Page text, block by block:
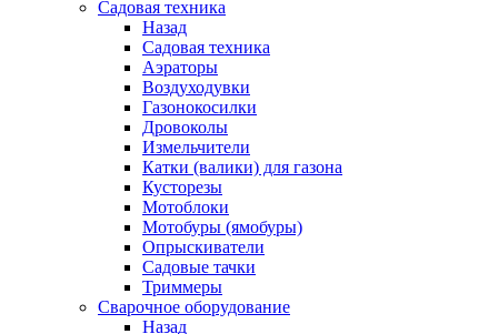
Садовая техника
Назад
Садовая техника
Аэраторы
Воздуходувки
Газонокосилки
Дровоколы
Измельчители
Катки (валики) для газона
Кусторезы
Мотоблоки
Мотобуры (ямобуры)
Опрыскиватели
Садовые тачки
Триммеры
Сварочное оборудование
Назад